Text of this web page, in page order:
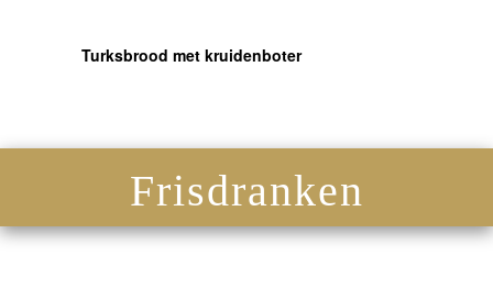
Turksbrood met kruidenboter
Frisdranken